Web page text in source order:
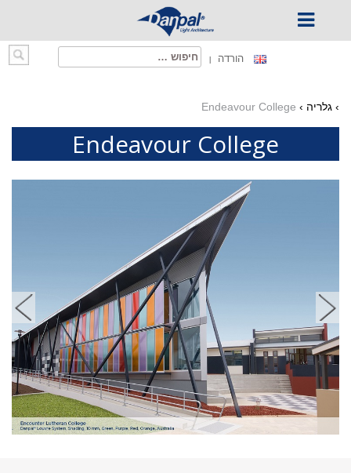
חיפוש: הורדה
› גלריה ›
Endeavour College
Endeavour College